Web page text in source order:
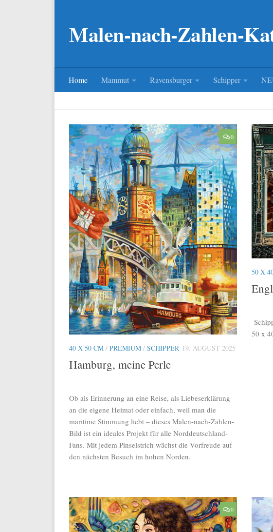
Malen-nach-Zahlen-
Home Mammut Ravensburger Schipper
0
40 X 50 CM / PREMIUM / SCHIPPER 19. AUGUST 2025
Hamburg, meine Perle
Ob als Erinnerung an eine Reise, als Liebeserklärung
an die eigene Heimat oder einfach, weil man die
maritime Stimmung liebt – dieses Malen-nach-Zahlen-
Bild ist ein ideales Projekt für alle Norddeutschland-
Fans. Mit jedem Pinselstrich wächst die Vorfreude auf
den nächsten Besuch im hohen Norden.
50 X
50 x
0